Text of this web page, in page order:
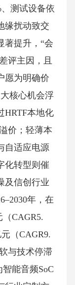
测试设备依
缘扰动致交
著提升，“会
评主因，且
为明确价
核心机会浮
HRTF本地化
价；轻薄本
自适应电源
化转型则催
及信创行业
年，在
CAGR5.
（CAGR9.
与技术停滞
能音频SoC